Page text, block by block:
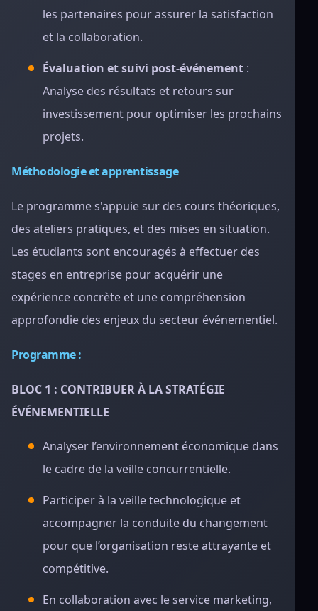
les partenaires pour assurer la satisfaction
et la collaboration.
Évaluation et suivi post-événement :
Analyse des résultats et retours sur
investissement pour optimiser les prochains
projets.
Méthodologie et apprentissage
Le programme s'appuie sur des cours théoriques,
des ateliers pratiques, et des mises en situation.
Les étudiants sont encouragés à effectuer des
stages en entreprise pour acquérir une
expérience concrète et une compréhension
approfondie des enjeux du secteur événementiel.
Programme :
BLOC 1 : CONTRIBUER À LA STRATÉGIE
ÉVÉNEMENTIELLE
Analyser l’environnement économique dans
le cadre de la veille concurrentielle.
Participer à la veille technologique et
accompagner la conduite du changement
pour que l’organisation reste attrayante et
compétitive.
En collaboration avec le service marketing,